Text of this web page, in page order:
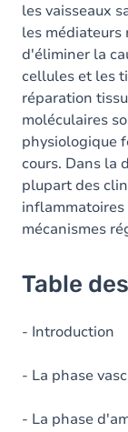
les vaisseaux
les médiateurs
d'éliminer la
cellules et les
réparation
moléculaires
physiologique
cours. Dans la
plupart des
mécanismes
Table
- Introduction
- La phase
- La phase